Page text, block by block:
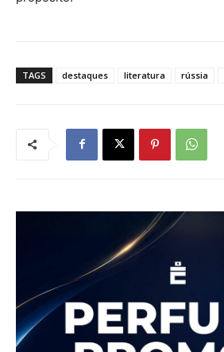
TAGS destaques literatura rússia